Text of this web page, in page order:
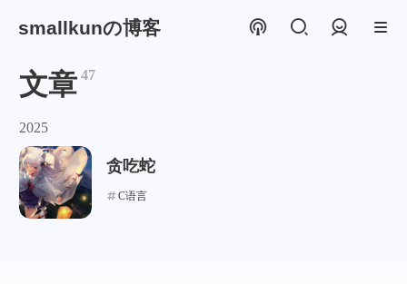
smallkunの博客
文章 47
2025
贪吃蛇
C语言